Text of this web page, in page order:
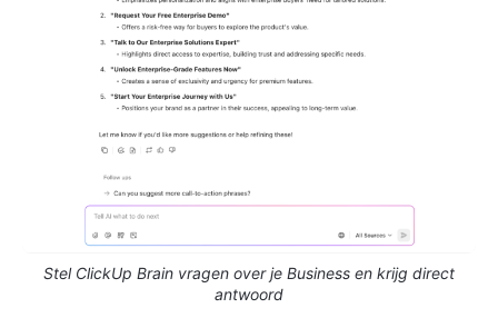
Stel ClickUp Brain vragen over je Business en krijg direct
antwoord